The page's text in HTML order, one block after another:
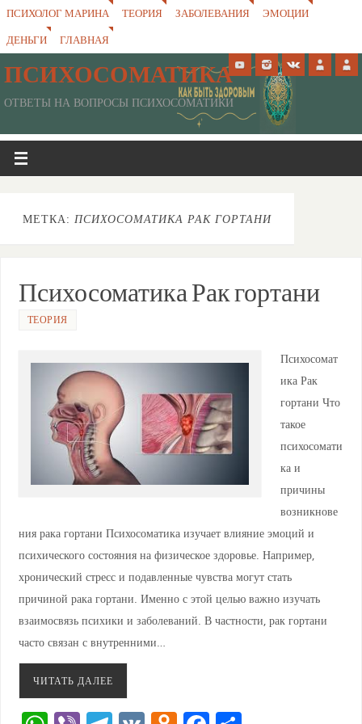
ПСИХОЛОГ МАРИНА ТЕОРИЯ ЗАБОЛЕВАНИЯ
ЭМОЦИИ
ДЕНЬГИ
ГЛАВНАЯ
ПСИХОСОМАТИКА
ОТВЕТЫ НА ВОПРОСЫ ПСИХОСОМАТИКИ
МЕТКА: ПСИХОСОМАТИКА РАК ГОРТАНИ
Психосоматика Рак гортани
ТЕОРИЯ
Психосомат
ика Рак
гортани Что
такое
психосомати
ка и
причины
возникнове
ния рака гортани Психосоматика изучает влияние эмоций и
психического состояния на физическое здоровье. Например,
хронический стресс и подавленные чувства могут стать
причиной рака гортани. Именно с этой целью важно изучать
взаимосвязь психики и заболеваний. В частности, рак гортани
часто связан с внутренними…
ЧИТАТЬ ДАЛЕЕ